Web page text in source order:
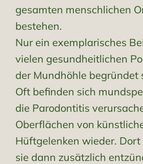
gesamten menschlichen
bestehen.
Nur ein exemplarisches
vielen gesundheitlichen
der Mundhöhle begründet
Oft befinden sich
die Parodontitis
Oberflächen von
Hüftgelenken wieder.
sie dann zusätzlich